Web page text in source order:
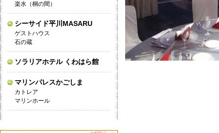
楽水（桐の間）
シーサイド平川MASARU
ゲストハウス
石の蔵
ソラリアホテル くわはら館
マリンパレスかごしま
カトレア
マリンホール